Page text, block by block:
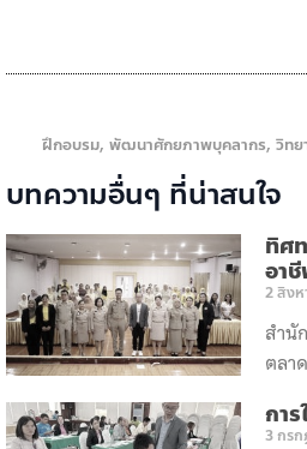
ฝึกอบรม, พัฒนาศักยภาพบุคลากร, วิทย
บทความอื่นๆ ที่น่าสนใจ
ทิศ
อา
2 สิง
สำนั
ตลา
กา
3 กร